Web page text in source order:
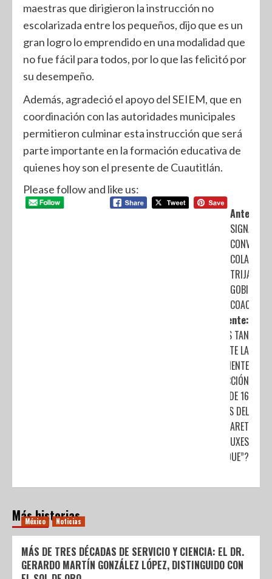
maestras que dirigieron la instrucción no
escolarizada entre los pequeños, dijo que es un
gran logro lo emprendido en una modalidad que
no fue fácil para todos, por lo que las felicitó por
su desempeño.
Además, agradeció el apoyo del SEIEM, que en
coordinación con las autoridades municipales
permitieron culminar esta instrucción que será
parte importante en la formación educativa de
quienes hoy son el presente de Cuautitlán.
Please follow and like us:
Anterior:
SIGNAN
CONVENIO
TRIJAEM Y
GOBIERNO
COACALCO
Siguiente:
¿POR QUÉ ES TAN
IMPORTANTE LA
RECIENTE
REINTRODUCCIÓN
DE 16
GUACAMAYAS DEL
PARQUE XCARET
EN “ALUXES
ECOPARQUE”?
Más historias
México Noticias
MÁS DE TRES DÉCADAS DE SERVICIO Y CIENCIA: EL DR.
GERARDO MARTÍN GONZÁLEZ LÓPEZ, DISTINGUIDO CON